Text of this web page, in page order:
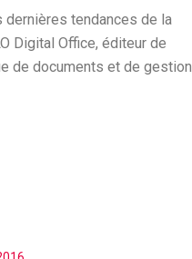
dernières tendances de la
Digital Office, éditeur de
de documents et de gestion